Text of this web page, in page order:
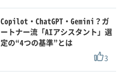
Copilot・ChatGPT・Gemini？ガ
ートナー流「AIアシスタント」選
定の“4つの基準”とは
3